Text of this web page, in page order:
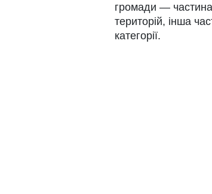
громади —
територій, інша
категорії.